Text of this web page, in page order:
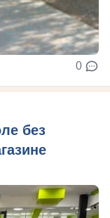
0
без